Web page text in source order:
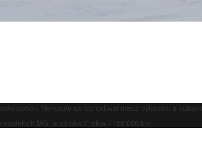
pohon. Nemusíte sa rozhodovať medzi výkonom a
MG, je záruka 7 rokov / 150 000 km.